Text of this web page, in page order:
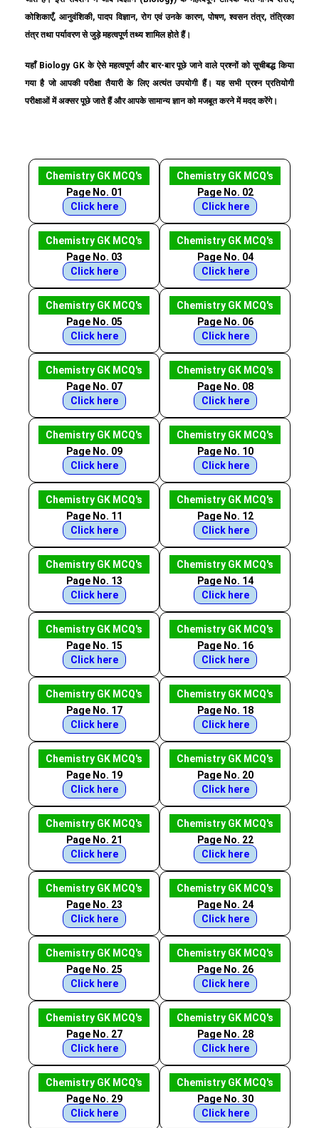
कोशिकाएँ, आनुवंशिकी, पादप विज्ञान, रोग एवं उनके कारण, पोषण, श्वसन तंत्र, तंत्रिका
तंत्र तथा पर्यावरण से जुड़े महत्वपूर्ण तथ्य शामिल होते हैं।
यहाँ Biology GK के ऐसे महत्वपूर्ण और बार-बार पूछे जाने वाले प्रश्नों को सूचीबद्ध किया
गया है जो आपकी परीक्षा तैयारी के लिए अत्यंत उपयोगी हैं। यह सभी प्रश्न प्रतियोगी
परीक्षाओं में अक्सर पूछे जाते हैं और आपके सामान्य ज्ञान को मजबूत करने में मदद करेंगे।
Chemistry GK MCQ's
Page No. 01
Click here
Chemistry GK MCQ's
Page No. 02
Click here
Chemistry GK MCQ's
Page No. 03
Click here
Chemistry GK MCQ's
Page No. 04
Click here
Chemistry GK MCQ's
Page No. 05
Click here
Chemistry GK MCQ's
Page No. 06
Click here
Chemistry GK MCQ's
Page No. 07
Click here
Chemistry GK MCQ's
Page No. 08
Click here
Chemistry GK MCQ's
Page No. 09
Click here
Chemistry GK MCQ's
Page No. 10
Click here
Chemistry GK MCQ's
Page No. 11
Click here
Chemistry GK MCQ's
Page No. 12
Click here
Chemistry GK MCQ's
Page No. 13
Click here
Chemistry GK MCQ's
Page No. 14
Click here
Chemistry GK MCQ's
Page No. 15
Click here
Chemistry GK MCQ's
Page No. 16
Click here
Chemistry GK MCQ's
Page No. 17
Click here
Chemistry GK MCQ's
Page No. 18
Click here
Chemistry GK MCQ's
Page No. 19
Click here
Chemistry GK MCQ's
Page No. 20
Click here
Chemistry GK MCQ's
Page No. 21
Click here
Chemistry GK MCQ's
Page No. 22
Click here
Chemistry GK MCQ's
Page No. 23
Click here
Chemistry GK MCQ's
Page No. 24
Click here
Chemistry GK MCQ's
Page No. 25
Click here
Chemistry GK MCQ's
Page No. 26
Click here
Chemistry GK MCQ's
Page No. 27
Click here
Chemistry GK MCQ's
Page No. 28
Click here
Chemistry GK MCQ's
Page No. 29
Click here
Chemistry GK MCQ's
Page No. 30
Click here